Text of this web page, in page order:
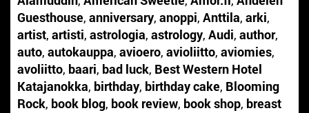
Guesthouse, anniversary, anoppi, Anttila, arki,
artist, artisti, astrologia, astrology, Audi, author,
auto, autokauppa, avioero, avioliitto, aviomies,
avoliitto, baari, bad luck, Best Western Hotel
Katajanokka, birthday, birthday cake, Blooming
Rock, book blog, book review, book shop, breast